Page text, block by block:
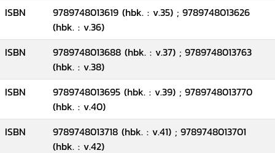
ISBN
9789748013619 (hbk. : v.35) ; 9789748013626
(hbk. : v.36)
ISBN
9789748013688 (hbk. : v.37) ; 9789748013763
(hbk. : v.38)
ISBN
9789748013695 (hbk. : v.39) ; 9789748013770
(hbk. : v.40)
ISBN
9789748013718 (hbk. : v.41) ; 9789748013701
(hbk. : v.42)